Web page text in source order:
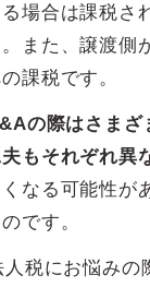
場合は課税さ
また、譲渡側
課税です。
の際はさまざ
もそれぞれ異
なる可能性が
です。
税にお悩みの